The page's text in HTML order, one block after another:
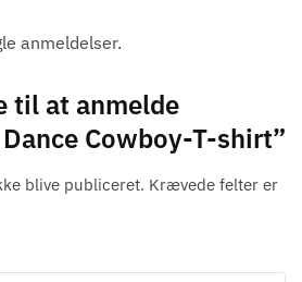
anmeldelser.
til at anmelde
Cowboy-T-shirt”
blive publiceret. Krævede felter er